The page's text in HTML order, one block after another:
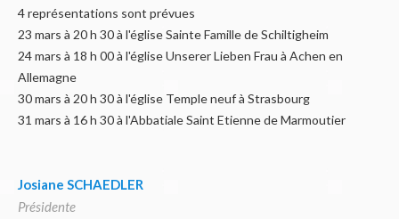
4 représentations sont prévues
23 mars à 20 h 30 à l'église Sainte Famille de Schiltigheim
24 mars à 18 h 00 à l'église Unserer Lieben Frau à Achen en
Allemagne
30 mars à 20 h 30 à l'église Temple neuf à Strasbourg
31 mars à 16 h 30 à l'Abbatiale Saint Etienne de Marmoutier
Josiane SCHAEDLER
Présidente